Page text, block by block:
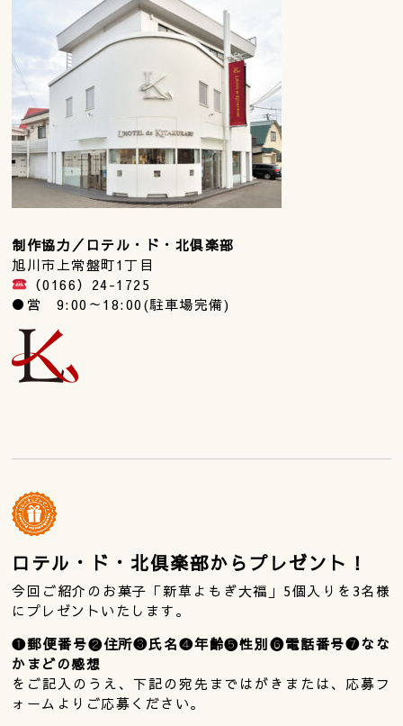
制作協力／ロテル・ド・北俱楽部
旭川市上常盤町1丁目
（0166）24-1725
●営 9:00～18:00(駐車場完備)
ロテル・ド・北倶楽部からプレゼント！
今回ご紹介のお菓子「新草よもぎ大福」5個入りを3名様
にプレゼントいたします。
❶郵便番号❷住所❸氏名❹年齢❺性別❻電話番号❼なな
かまどの感想
をご記入のうえ、下記の宛先まではがきまたは、応募フ
ォームよりご応募ください。